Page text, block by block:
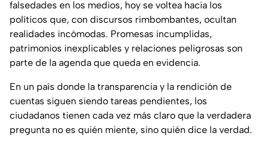
falsedades en los medios, hoy se voltea hacia los
políticos que, con discursos rimbombantes, ocultan
realidades incómodas. Promesas incumplidas,
patrimonios inexplicables y relaciones peligrosas son
parte de la agenda que queda en evidencia.
En un país donde la transparencia y la rendición de
cuentas siguen siendo tareas pendientes, los
ciudadanos tienen cada vez más claro que la verdadera
pregunta no es quién miente, sino quién dice la verdad.